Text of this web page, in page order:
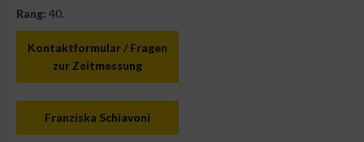
Rang: 40.
Kontaktformular / Fragen
zur Zeitmessung
Franziska Schiavoni